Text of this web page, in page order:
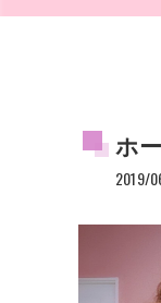
ホ
2019/